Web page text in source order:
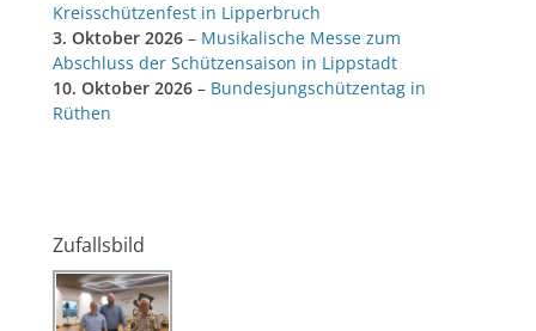
Kreisschützenfest in Lipperbruch
3. Oktober 2026 – Musikalische Messe zum
Abschluss der Schützensaison in Lippstadt
10. Oktober 2026 – Bundesjungschützentag in
Rüthen
Zufallsbild